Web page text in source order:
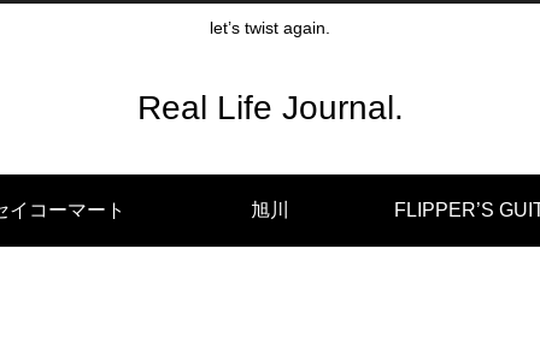
let’s twist again.
Real Life Journal.
イコーマート 旭川 FLIPPER’S